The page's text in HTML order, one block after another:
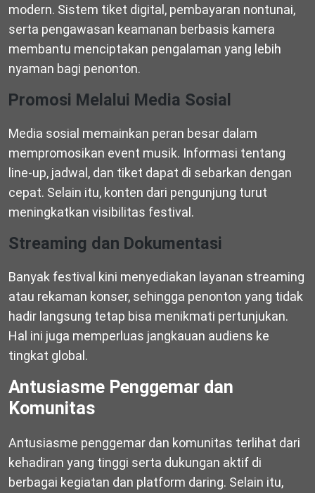
modern. Sistem tiket digital, pembayaran nontunai,
serta pengawasan keamanan berbasis kamera
membantu menciptakan pengalaman yang lebih
nyaman bagi penonton.
Promosi Melalui Media Sosial
Media sosial memainkan peran besar dalam
mempromosikan event musik. Informasi tentang
line-up, jadwal, dan tiket dapat di sebarkan dengan
cepat. Selain itu, konten dari pengunjung turut
meningkatkan visibilitas festival.
Streaming dan Dokumentasi
Banyak festival kini menyediakan layanan streaming
atau rekaman konser, sehingga penonton yang tidak
hadir langsung tetap bisa menikmati pertunjukan.
Hal ini juga memperluas jangkauan audiens ke
tingkat global.
Antusiasme Penggemar dan
Komunitas
Antusiasme penggemar dan komunitas terlihat dari
kehadiran yang tinggi serta dukungan aktif di
berbagai kegiatan dan platform daring. Selain itu,